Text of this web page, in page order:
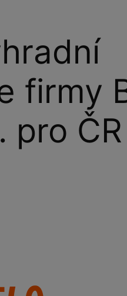
firmy
pro ČR